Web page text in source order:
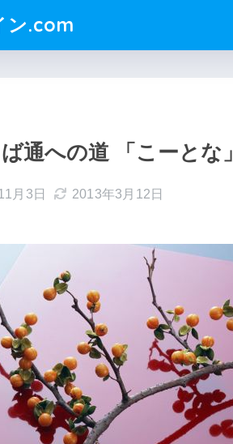
ン.com
通への道 「こーとな」
月3日 2013年3月12日